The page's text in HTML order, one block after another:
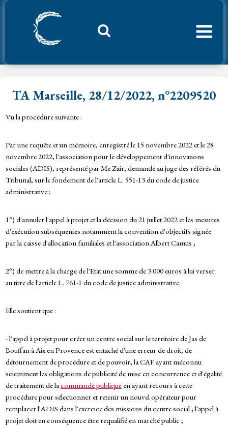
Aller
TA Marseille, 28/12/2022, n°2209520
Vu la procédure suivante :
Par une requête et un mémoire, enregistré le 15 novembre 2022 et le 28
novembre 2022, l'association pour le développement d'innovations
sociales (ADIS), représenté par Me Zair, demande au juge des référés du
Tribunal, sur le fondement de l'article L. 551-13 du code de justice
administrative :
1°) d'annuler l'appel à projet et la décision du 21 juillet 2022 et les mesures
d'exécution subséquentes notamment la convention d'objectifs signée
par la caisse d'allocation familiales et l'association Albert Camus ;
2°) de mettre à la charge de l'Etat une somme de 3 000 euros à lui verser
au titre de l'article L. 761-1 du code de justice administrative.
Elle soutient que :
- l'appel à projet pour créer un centre social sur le territoire de Jas de
Bouffan à Aix en Provence est entaché d'une erreur de droit, de
détournement de procédure et de pouvoir, la CAF ayant méconnu
sciemment les obligations de publicité de mise en concurrence et d'égalité
de traitement de lacommande publiqueen ayant recours à cette
procédure pour sélectionner et retenir un nouvel opérateur pour
remplacer l'ADIS dans l'exercice des missions du centre social ; l'appel à
projet doit en conséquence être requalifié en marché public ;